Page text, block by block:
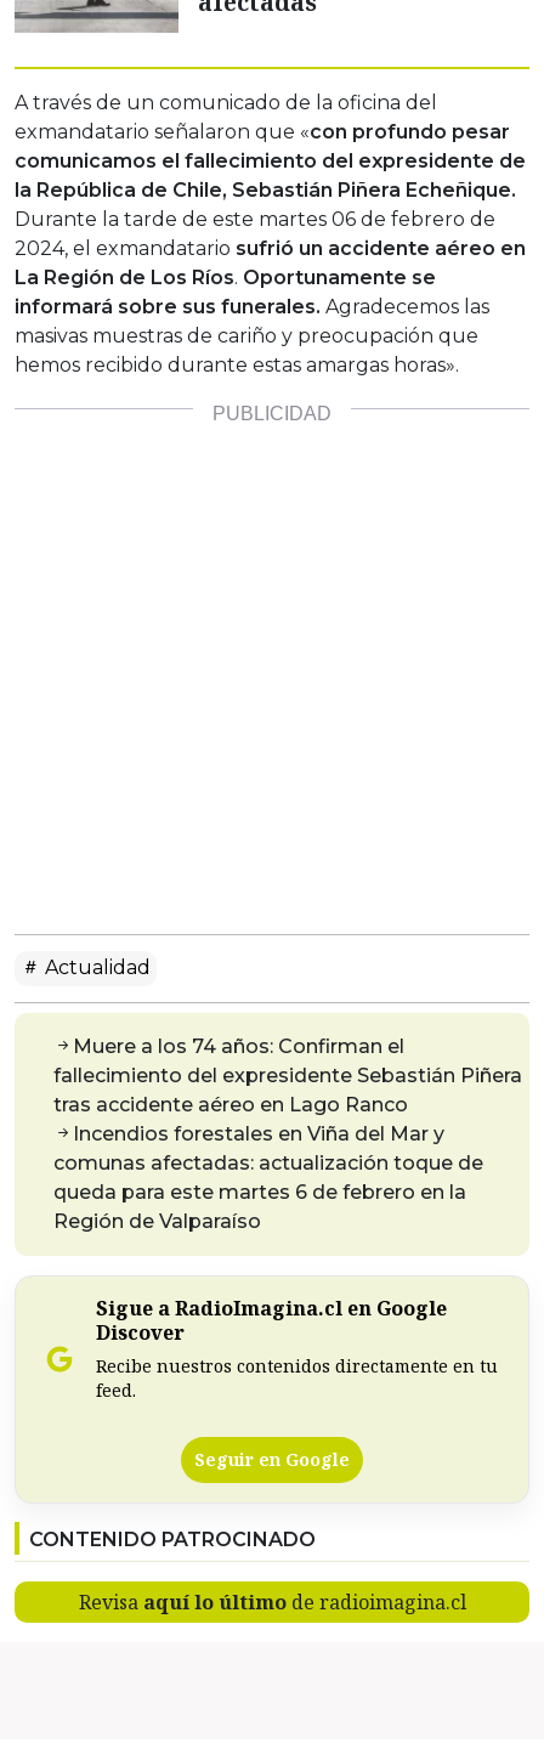
A través de un comunicado de la oficina del
exmandatario señalaron que «con profundo pesar
comunicamos el fallecimiento del expresidente de
la República de Chile, Sebastián Piñera Echeñique.
Durante la tarde de este martes 06 de febrero de
2024, el exmandatario sufrió un accidente aéreo en
La Región de Los Ríos. Oportunamente se
informará sobre sus funerales. Agradecemos las
masivas muestras de cariño y preocupación que
hemos recibido durante estas amargas horas».
Actualidad
Muere a los 74 años: Confirman el
fallecimiento del expresidente Sebastián Piñera
tras accidente aéreo en Lago Ranco
Incendios forestales en Viña del Mar y
comunas afectadas: actualización toque de
queda para este martes 6 de febrero en la
Región de Valparaíso
Sigue a RadioImagina.cl en Google
Discover
Recibe nuestros contenidos directamente en tu
feed.
Seguir en Google
CONTENIDO PATROCINADO
Revisa aquí lo últimode radioimagina.cl